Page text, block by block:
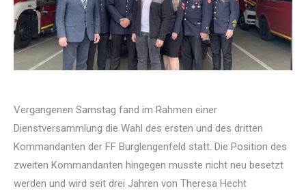
Vergangenen Samstag fand im Rahmen einer
Dienstversammlung die Wahl des ersten und des dritten
Kommandanten der FF Burglengenfeld statt. Die Position des
zweiten Kommandanten hingegen musste nicht neu besetzt
werden und wird seit drei Jahren von Theresa Hecht